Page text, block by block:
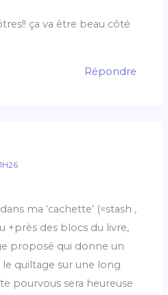
ça va être beau côté
Répondre
ma ‘cachette’ (=stash ,
+près des blocs du livre,
proposé qui donne un
le quiltage sur une long
pourvous sera heureuse